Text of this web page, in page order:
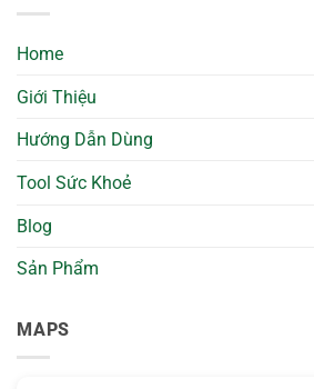
Làm
Vùng
Mắt
Bổ
Collagen
Cho
Mịn
Home
Giới Thiệu
Hướng Dẫn Dùng
Tool Sức Khoẻ
Blog
Sản Phẩm
MAPS